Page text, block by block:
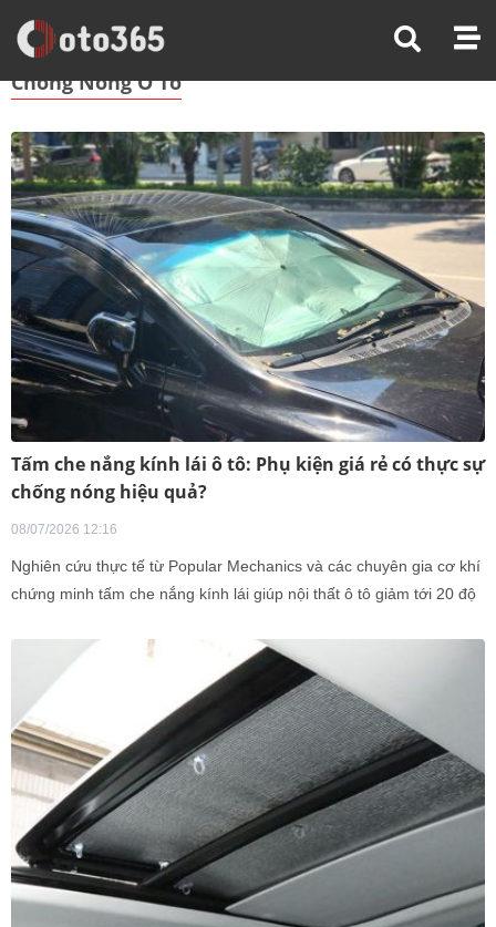
Trang Chủ Chống Nóng Ô Tô
Chống Nóng Ô Tô
Tấm che nắng kính lái ô tô: Phụ kiện giá rẻ có thực sự
chống nóng hiệu quả?
08/07/2026 12:16
Nghiên cứu thực tế từ Popular Mechanics và các chuyên gia cơ khí
chứng minh tấm che nắng kính lái giúp nội thất ô tô giảm tới 20 độ